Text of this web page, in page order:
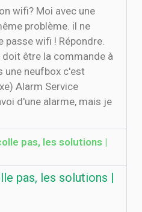
wifi? Moi avec une
problème. il ne
passe wifi ! Répondre.
doit être la commande à
une neufbox c'est
Alarm Service
d'une alarme, mais je
pas, les solutions |
pas, les solutions |